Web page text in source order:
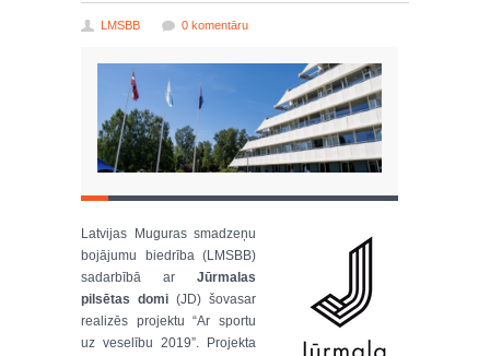
LMSBB 0 komentāru
Latvijas Muguras smadzeņu
bojājumu biedrība (LMSBB)
sadarbībā ar Jūrmalas
pilsētas domi (JD) šovasar
realizēs projektu “Ar sportu
uz veselību 2019”. Projekta